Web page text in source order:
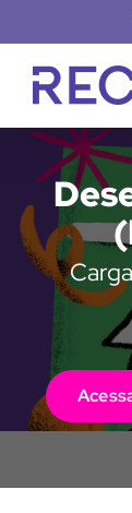
para
conteúdo